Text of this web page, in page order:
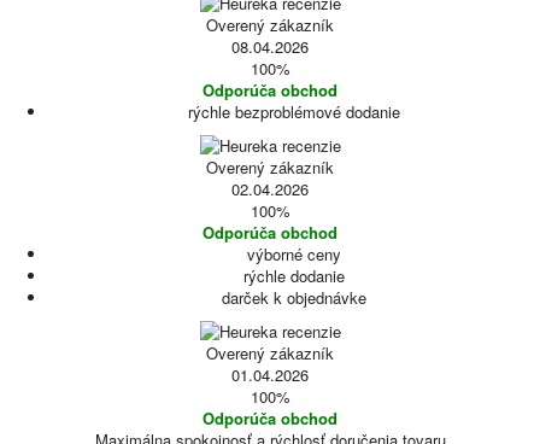
Overený zákazník
08.04.2026
100%
Odporúča obchod
rýchle bezproblémové dodanie
Overený zákazník
02.04.2026
100%
Odporúča obchod
výborné ceny
rýchle dodanie
darček k objednávke
Overený zákazník
01.04.2026
100%
Odporúča obchod